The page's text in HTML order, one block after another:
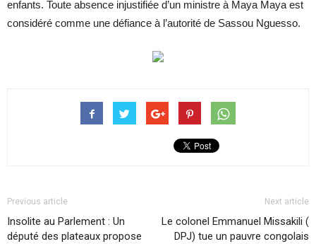
enfants. Toute absence injustifiée d’un ministre à Maya Maya est
considéré comme une défiance à l’autorité de Sassou Nguesso.
Previous article
Insolite au Parlement : Un
député des plateaux propose
Next article
Le colonel Emmanuel Missakili (
DPJ) tue un pauvre congolais